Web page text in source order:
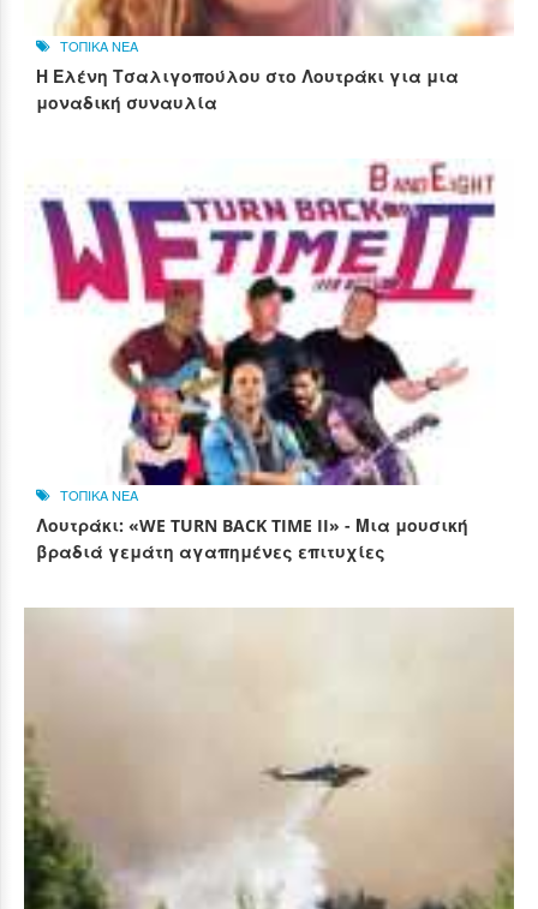
ΤΟΠΙΚΑ ΝΕΑ
Η Ελένη Τσαλιγοπούλου στο Λουτράκι για μια
μοναδική συναυλία
ΤΟΠΙΚΑ ΝΕΑ
Λουτράκι: «WE TURN BACK TIME II» - Μια μουσική
βραδιά γεμάτη αγαπημένες επιτυχίες